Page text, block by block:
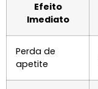
Efeito
Imediato
Perda de
apetite